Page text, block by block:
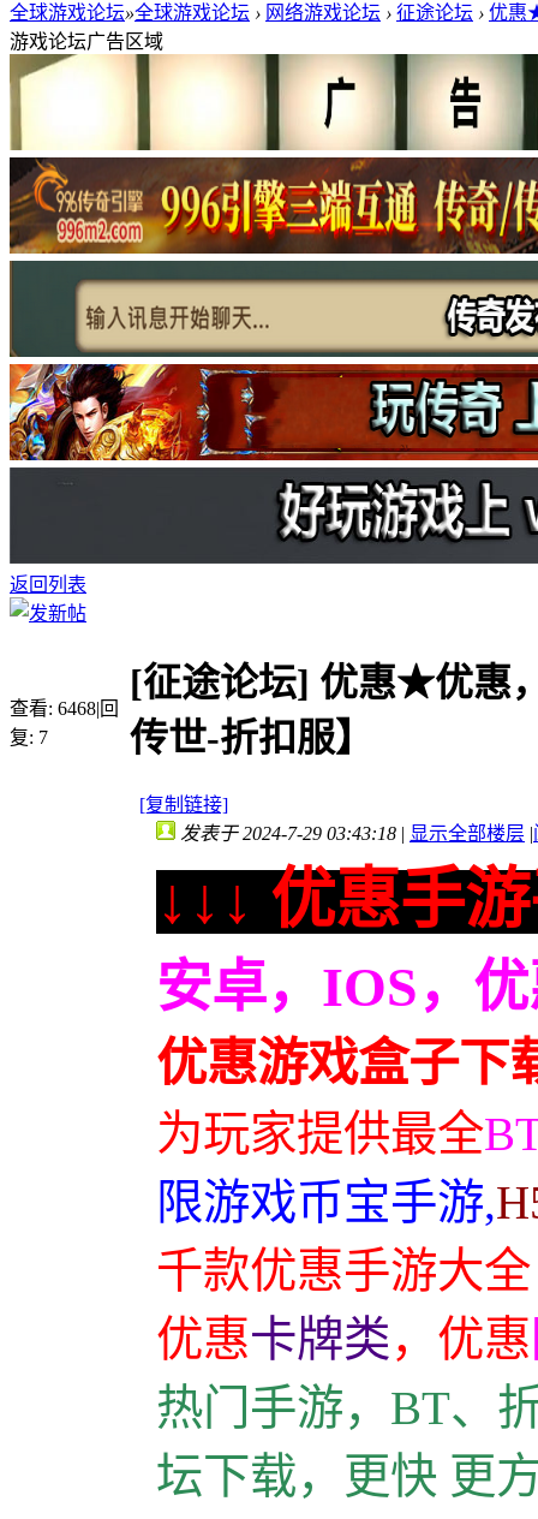
全球游戏论坛»全球游戏论坛 › 网络游戏论坛 › 征途论坛 › 优惠
游戏论坛广告区域
返回列表
查看: 6468|回
复: 7
[征途论坛] 优惠★优惠
传世-折扣服】
[复制链接]
发表于 2024-7-29 03:43:18 | 显示全部楼层 |
↓↓↓ 优惠手
安卓，IOS，
优惠游戏盒子下
为玩家提供最全
限游戏币宝手游,
千款优惠手游大全
优惠卡牌类， 优惠
热门手游，BT、
坛下载，更快 更